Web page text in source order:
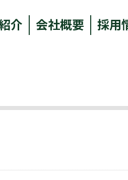
介 会社概要 採用